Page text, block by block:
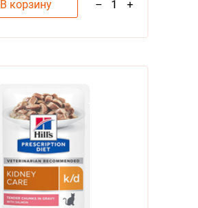
В корзину – 1 +